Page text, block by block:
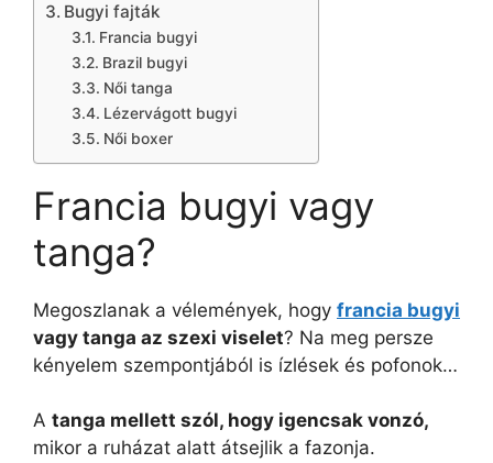
Bugyi fajták
Francia bugyi
Brazil bugyi
Női tanga
Lézervágott bugyi
Női boxer
Francia bugyi vagy
tanga?
Megoszlanak a vélemények, hogy francia bugyi
vagy tanga az szexi viselet? Na meg persze
kényelem szempontjából is ízlések és pofonok…
A tanga mellett szól, hogy igencsak vonzó,
mikor a ruházat alatt átsejlik a fazonja.